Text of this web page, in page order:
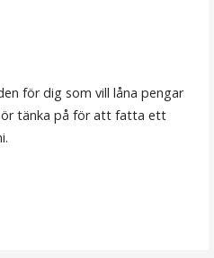
för dig som vill låna pengar
tänka på för att fatta ett